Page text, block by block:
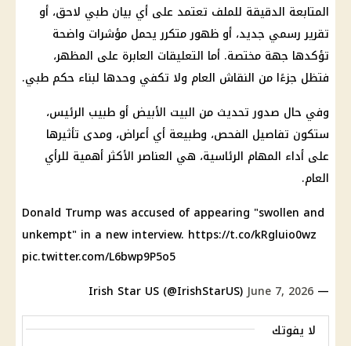
المتابعة الدقيقة للملف تعتمد على أي بيان طبي لاحق، أو
تقرير رسمي جديد، أو ظهور متكرر يحمل مؤشرات واضحة
تؤكدها جهة مختصة. أما التعليقات العابرة على المظهر،
فتظل جزءًا من النقاش العام ولا تكفي وحدها لبناء حكم طبي.
وفي حال صدور تحديث من البيت الأبيض أو طبيب الرئيس،
ستكون تفاصيل الفحص، وطبيعة أي أعراض، ومدى تأثيرها
على أداء المهام الرئاسية، هي العناصر الأكثر أهمية للرأي
العام.
Donald Trump was accused of appearing "swollen and
unkempt" in a new interview. https://t.co/kRgluio0wz
pic.twitter.com/L6bwp9P5o5
— Irish Star US (@IrishStarUS)
June 7, 2026
لا يفوتك